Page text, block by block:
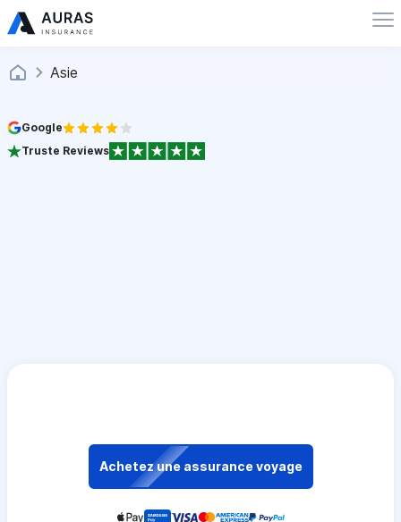
Asie
Google
Truste Reviews
Achetez une assurance voyage